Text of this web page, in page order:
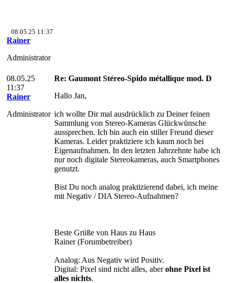
08.05.25 11:37
Rainer
Administrator
08.05.25
11:37
Rainer
Administrator
Re: Gaumont Stéreo-Spido métallique mod. D
Hallo Jan,
ich wollte Dir mal ausdrücklich zu Deiner feinen
Sammlung von Stereo-Kameras Glückwünsche
aussprechen. Ich bin auch ein stiller Freund dieser
Kameras. Leider praktiziere ich kaum noch bei
Eigenaufnahmen. In den letzten Jahrzehnte habe ich
nur noch digitale Stereokameras, auch Smartphones
genutzt.
Bist Du noch analog praktizierend dabei, ich meine
mit Negativ / DIA Stereo-Aufnahmen?
Beste Grüße von Haus zu Haus
Rainer (Forumbetreiber)
Analog: Aus Negativ wird Positiv.
Digital: Pixel sind nicht alles, aberohne Pixel ist
alles nichts.